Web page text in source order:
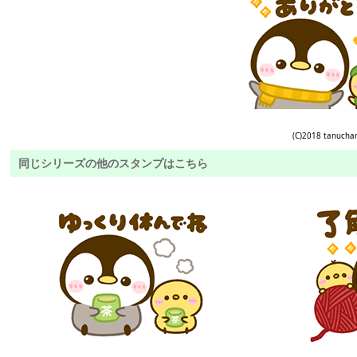
(C)2018
同じシリーズの他のスタンプはこちら